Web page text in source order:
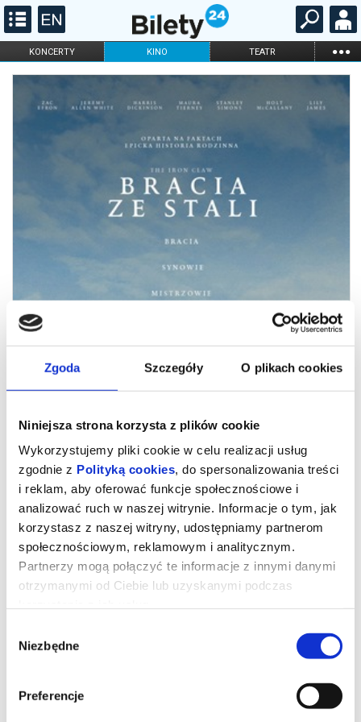
Zgoda Szczegóły O plikach cookies
Niniejsza strona korzysta z plików cookie
Wykorzystujemy pliki cookie w celu realizacji usług
zgodnie z Polityką cookies, do spersonalizowania treści
i reklam, aby oferować funkcje społecznościowe i
analizować ruch w naszej witrynie. Informacje o tym, jak
korzystasz z naszej witryny, udostępniamy partnerom
społecznościowym, reklamowym i analitycznym.
Partnerzy mogą połączyć te informacje z innymi danymi
otrzymanymi od Ciebie lub uzyskanymi podczas
zgody
Niezbędne
Preferencje
KONCERTY KINO TEATR ...
FILHARMONIA OPERA I BALET
DLA DZIECI
ONLINE KARNETY
Bracia ze stali
reżyseria:Sean Durkin
Zac Efron, Jeremy Allen White, Harris Dickinson
Surowy teksański ojciec – głowa rodu Von Erich – zrobi wszystko,
by jego synowie osiągnęli w sporcie to, czego on sam nie zdołał.